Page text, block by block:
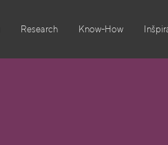
Research Know-How